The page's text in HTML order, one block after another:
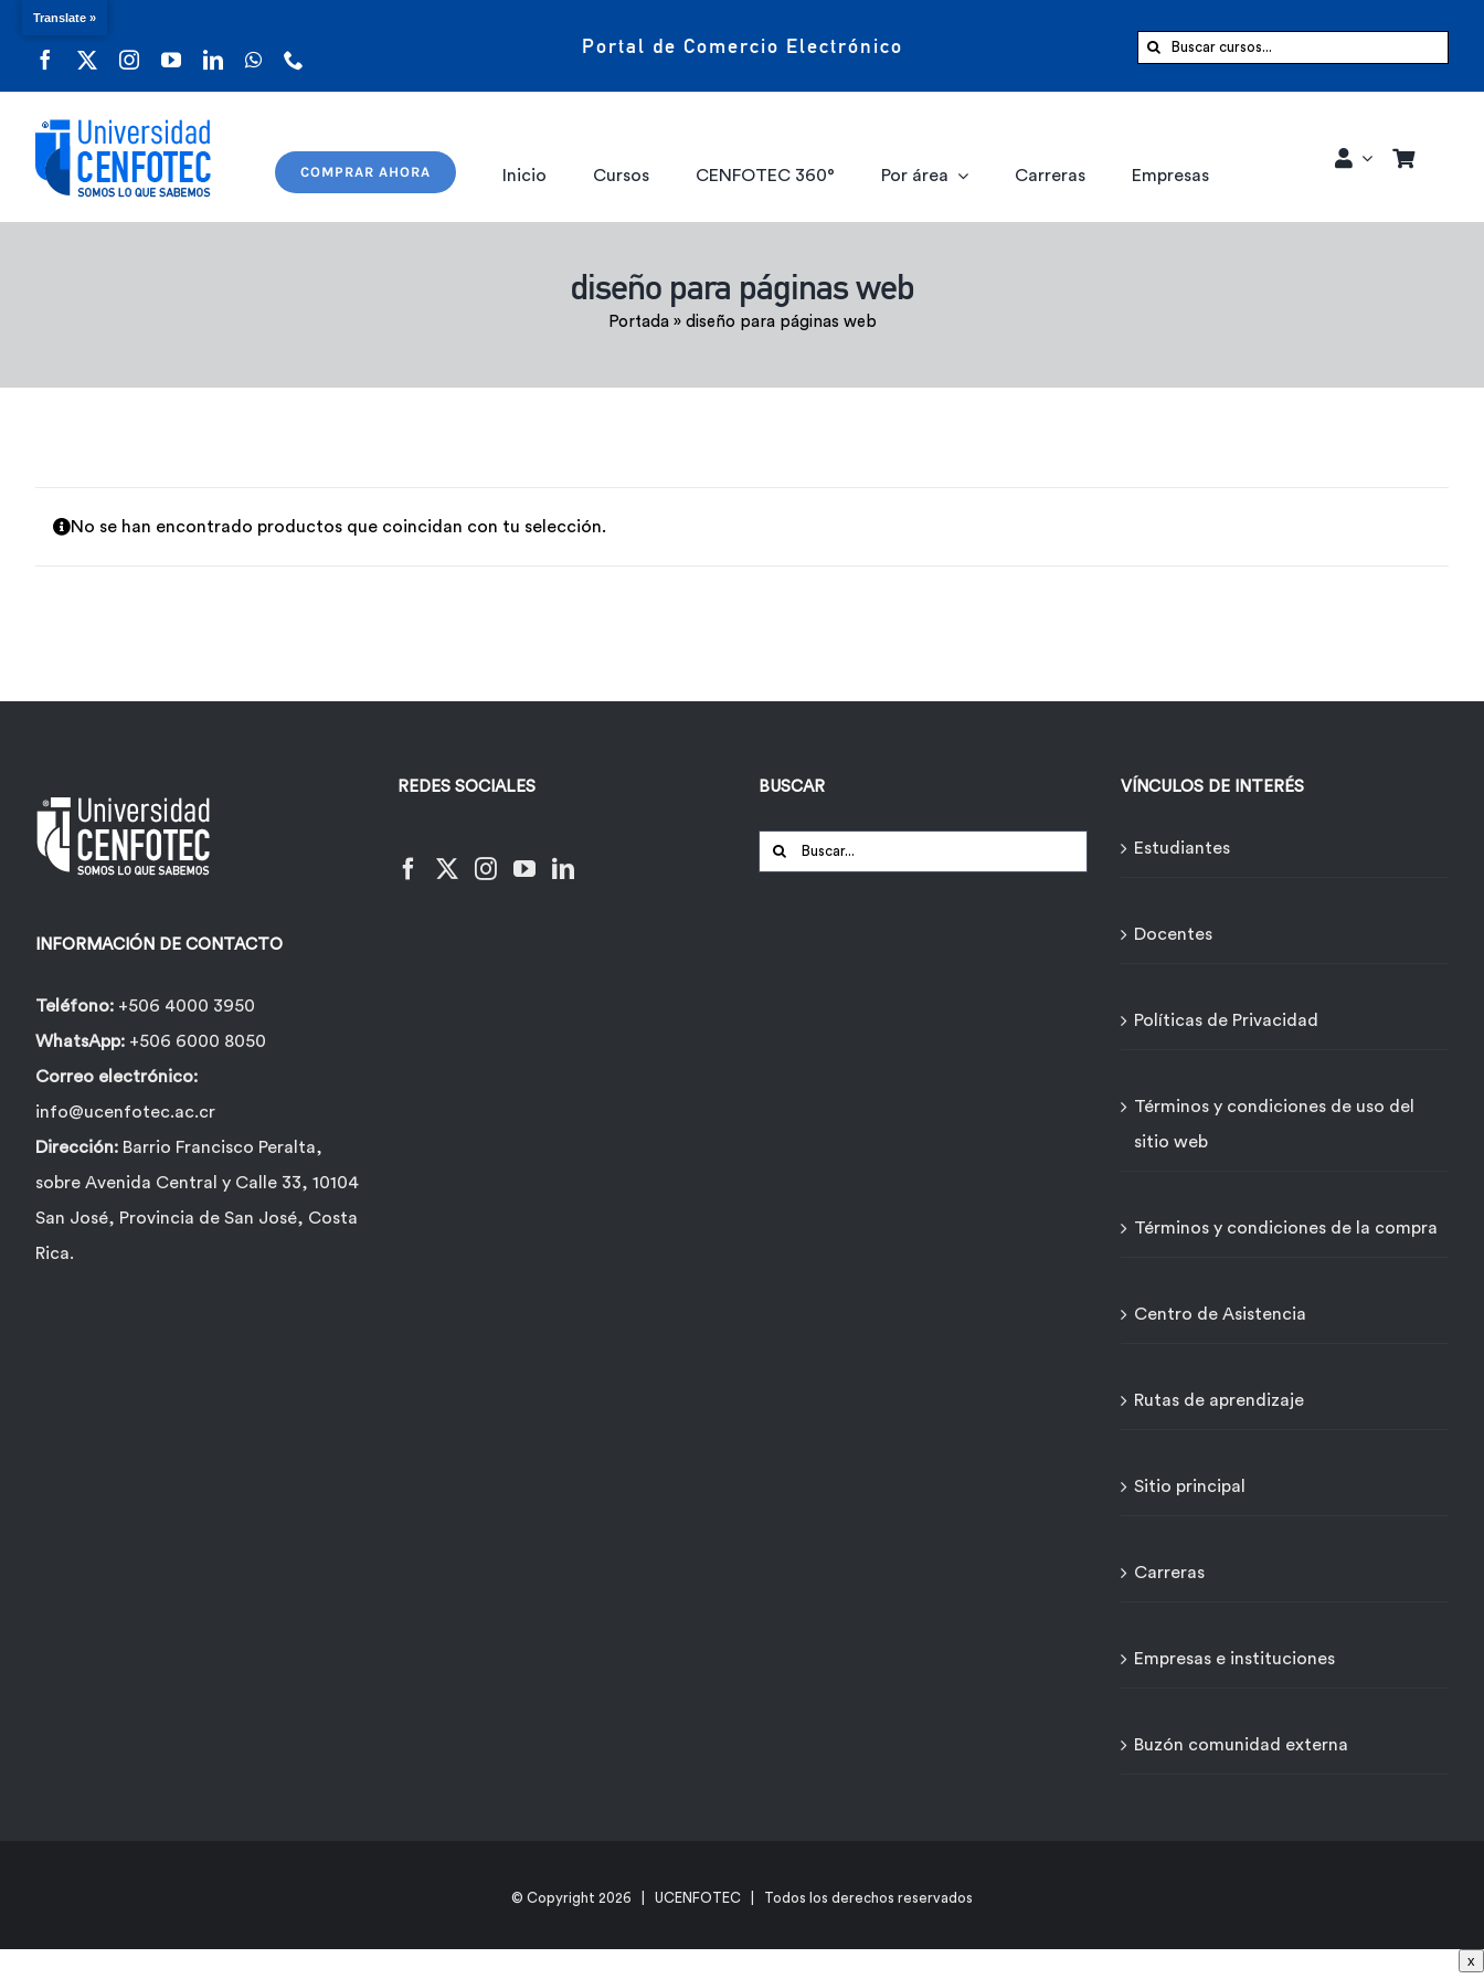
Portal de Comercio Electrónico Buscar:
COMPRAR AHORA Inicio Cursos CENFOTEC 360° Por área Carreras Empresas
diseño para páginas web
Portada» diseño para páginas web
No se han encontrado productos que coincidan con tu selección.
INFORMACIÓN DE CONTACTO
Teléfono: +506 4000 3950
WhatsApp: +506 6000 8050
Correo electrónico:
info@ucenfotec.ac.cr
Dirección: Barrio Francisco Peralta,
sobre Avenida Central y Calle 33, 10104
San José, Provincia de San José, Costa
Rica.
REDES SOCIALES BUSCAR
Buscar:
VÍNCULOS DE INTERÉS
Estudiantes
Docentes
Políticas de Privacidad
Términos y condiciones de uso del
sitio web
Términos y condiciones de la compra
Centro de Asistencia
Rutas de aprendizaje
Sitio principal
Carreras
Empresas e instituciones
Buzón comunidad externa
© Copyright 2026 | UCENFOTEC | Todos los derechos reservados
Translate »
x